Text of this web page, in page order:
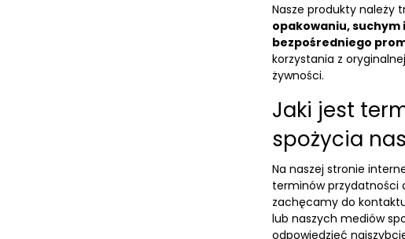
Nasze produkty należy
opakowaniu, suchym
bezpośredniego
korzystania z
żywności.
Jaki jest
spożycia
Na naszej stronie
terminów przydatności
zachęcamy do
lub naszych mediów
odpowiedzieć